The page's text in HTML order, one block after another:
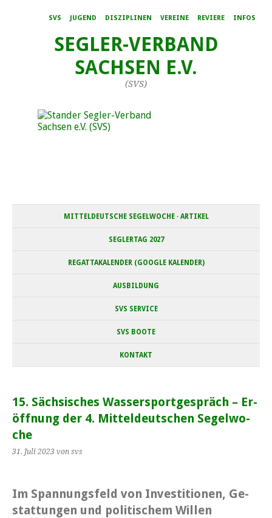
SVS JUGEND DISZIPLINEN VEREINE REVIERE INFOS
SEGLER-VERBAND
SACHSEN E.V.
(SVS)
MITTELDEUTSCHE SEGELWOCHE · ARTIKEL
SEGLERTAG 2027
REGATTAKALENDER (GOOGLE KALENDER)
AUSBILDUNG
SVS SERVICE
SVS BOOTE
KONTAKT
15. Säch­si­sches Was­ser­sport­ge­spräch – Er­
öff­nung der 4. Mit­tel­deut­schen Se­gel­wo­
che
31. Juli 2023 von svs
Im Span­nungs­feld von In­ves­ti­tio­nen, Ge­
stat­tun­gen und po­li­ti­schem Wil­len